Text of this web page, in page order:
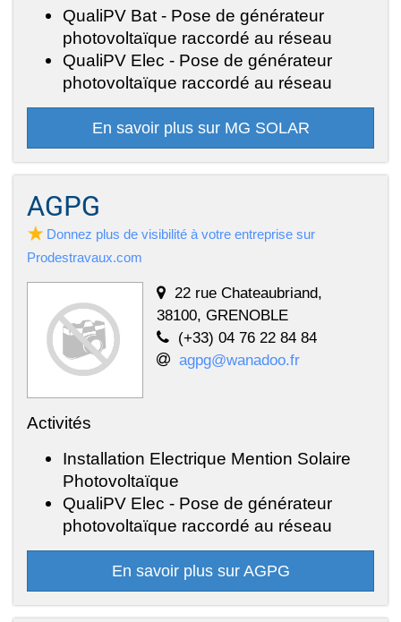
QualiPV Bat - Pose de générateur
photovoltaïque raccordé au réseau
QualiPV Elec - Pose de générateur
photovoltaïque raccordé au réseau
En savoir plus sur MG SOLAR
AGPG
Donnez plus de visibilité à votre entreprise sur
Prodestravaux.com
22 rue Chateaubriand,
38100, GRENOBLE
(+33) 04 76 22 84 84
agpg@wanadoo.fr
Activités
Installation Electrique Mention Solaire
Photovoltaïque
QualiPV Elec - Pose de générateur
photovoltaïque raccordé au réseau
En savoir plus sur AGPG